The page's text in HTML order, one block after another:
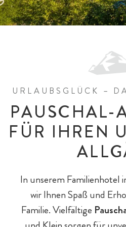
URLAUBSGLÜCK –
PAUSCHAL-
FÜR IHREN
In unserem Familienhotel
wir Ihnen Spaß und
Familie. Vielfältige
Bar & Fine
Hotel-
Chalet-
Chaleturlaub -
Reiten
Baby- & Teens
Eltern &